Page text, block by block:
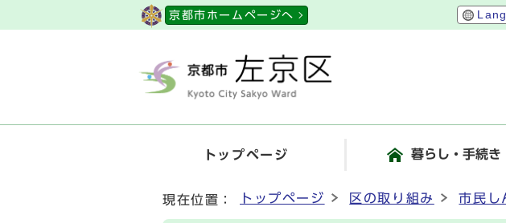
京都市ホームページへ
トップページ 暮らし・手続き
現在位置： トップページ 区の取り組み 市民し